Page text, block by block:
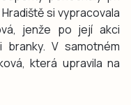
si vypracovala
jenže po její akci
V samotném
která upravila na